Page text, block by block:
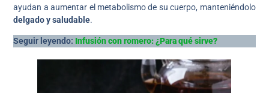
ayudan a aumentar el metabolismo de su cuerpo, manteniéndolo
delgado y saludable.
Seguir leyendo: Infusión con romero: ¿Para qué sirve?